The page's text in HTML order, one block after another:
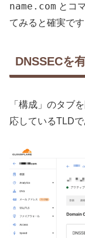
name.com とコ
てみると確実です
DNSSECを
「構成」のタブ
応しているTLD